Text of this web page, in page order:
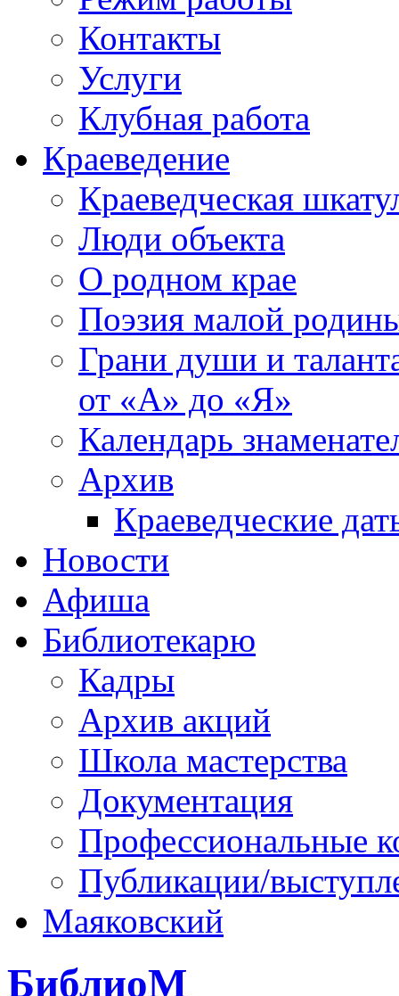
Контакты
Услуги
Клубная работа
Краеведение
Краеведческая
Люди объекта
О родном крае
Поэзия малой
Грани души и
от «А» до «Я»
Календарь
Архив
Краеведческие
Новости
Афиша
Библиотекарю
Кадры
Архив акций
Школа мастерства
Документация
Профессиональные
Публикации/
Маяковский
БиблиоМ